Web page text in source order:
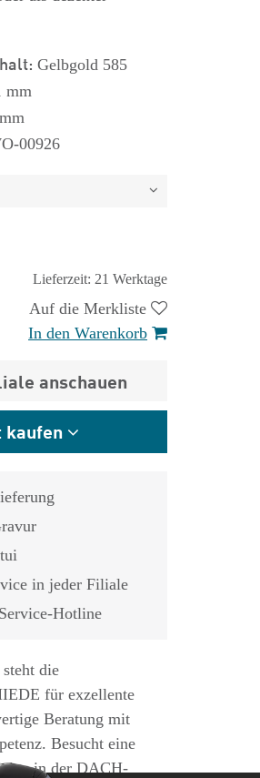
Gelbgold 585
mm
00926
Lieferzeit: 21 Werktage
Auf die Merkliste
In den Warenkorb
anschauen
kaufen
in jeder Filiale
Hotline
die
für exzellente
Beratung mit
Besucht eine
in der DACH-